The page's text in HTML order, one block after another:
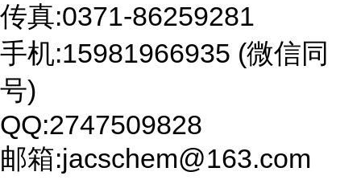
传真:0371-86259281
手机:15981966935 (微信同
号)
QQ:2747509828
邮箱:jacschem@163.com